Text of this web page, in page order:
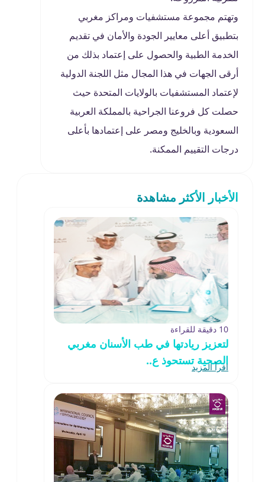
وتهتم مجموعة مستشفيات ومراكز مغربي
بتطبيق أعلى معايير الجودة والأمان في تقديم
الخدمة الطبية والحصول على إعتماد بذلك من
أرقى الجهات في هذا المجال مثل اللجنة الدولية
لإعتماد المستشفيات بالولايات المتحدة حيث
حصلت كل فروعنا الجراحية بالمملكة العربية
السعودية وبالخليج ومصر على إعتمادها بأعلى
درجات التقييم الممكنة.
الأخبار الأكثر مشاهدة
10 دقيقة للقراءة
لتعزيز ريادتها في طب الأسنان مغربي
الصحية تستحوذ ع..
اقرأ المزيد